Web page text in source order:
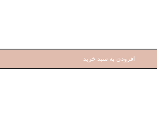
افزودن به سبد خرید